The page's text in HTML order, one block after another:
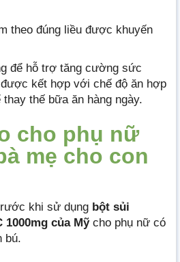
theo đúng liều được khuyến
để hỗ trợ tăng cường sức
kết hợp với chế độ ăn hợp
thay thế bữa ăn hàng ngày.
cho phụ nữ
mẹ cho con
khi sử dụng bột sủi
1000mg của Mỹcho phụ nữ có
bú.